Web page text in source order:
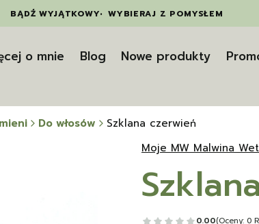
BĄDŹ WYJĄTKOWY• WYBIERAJ Z POMYSŁEM
o mnie Blog Nowe produkty
Do włosów
Szklana czerwień
Moje MW Malwina
0.00(Oceny: 0